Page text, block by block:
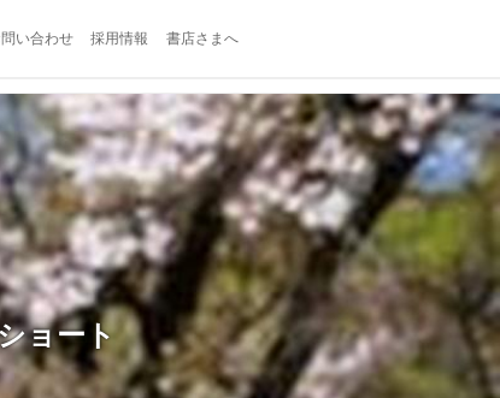
い合わせ 採用情報 書店さまへ
ョート